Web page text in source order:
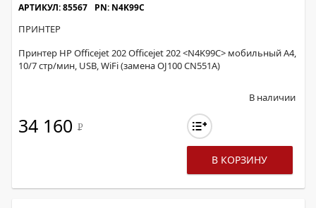
АРТИКУЛ: 85567 PN: N4K99C
ПРИНТЕР
Принтер HP Officejet 202 Officejet 202 <N4K99C> мобильный A4,
10/7 стр/мин, USB, WiFi (замена OJ100 CN551A)
В наличии
34 160 Р
В КОРЗИНУ